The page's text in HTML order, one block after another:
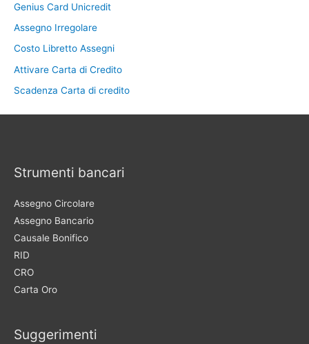
Genius Card Unicredit
Assegno Irregolare
Costo Libretto Assegni
Attivare Carta di Credito
Scadenza Carta di credito
Strumenti bancari
Assegno Circolare
Assegno Bancario
Causale Bonifico
RID
CRO
Carta Oro
Suggerimenti